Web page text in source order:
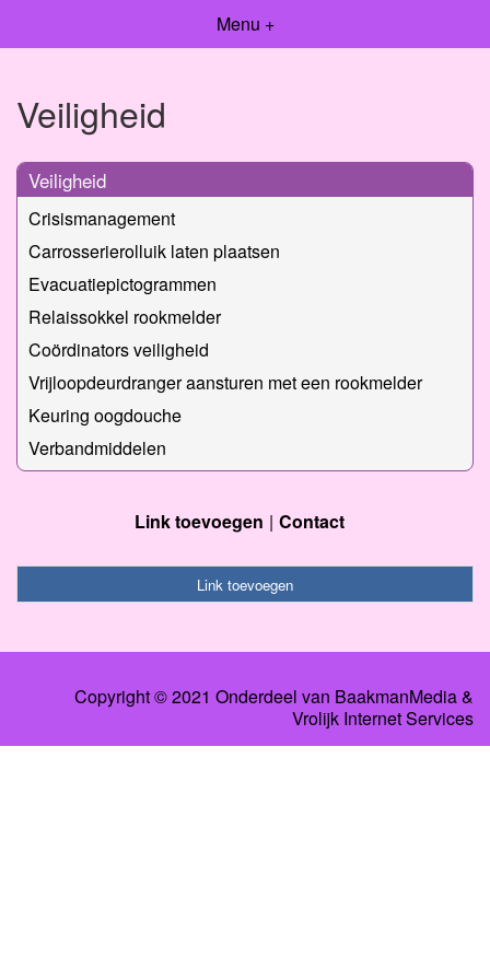
Menu +
Veiligheid
Veiligheid
Crisismanagement
Carrosserierolluik laten plaatsen
Evacuatiepictogrammen
Relaissokkel rookmelder
Coördinators veiligheid
Vrijloopdeurdranger aansturen met een rookmelder
Keuring oogdouche
Verbandmiddelen
Link toevoegen Contact
Link toevoegen
Copyright © 2021 Onderdeel van BaakmanMedia&
Vrolijk Internet Services